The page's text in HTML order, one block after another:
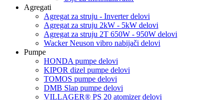
Agregati
Agregat za struju - Inverter delovi
Agregat za struju 2kW - 5kW delovi
Agregat za struju 2T 650W - 950W delovi
Wacker Neuson vibro nabijači delovi
Pumpe
HONDA pumpe delovi
KIPOR dizel pumpe delovi
TOMOS pumpe delovi
DMB Slap pumpe delovi
VILLAGER® PS 20 atomizer delovi